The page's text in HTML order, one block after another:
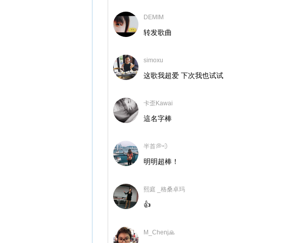
DEMIM
转发歌曲
simoxu
这歌我超爱 下次我也试试
卡歪Kawai
這名字棒
半首💭💨
明明超棒！
熙庭 _格桑卓玛
👍
M_Chenj🙏